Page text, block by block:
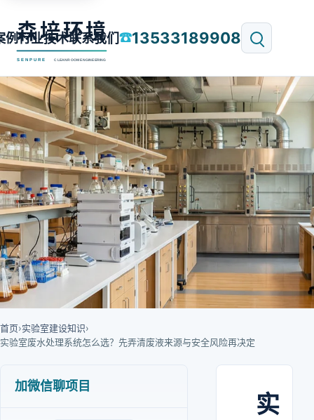
例行业技术联系我们☎13533189908
首页›实验室建设知识›
实验室废水处理系统怎么选？先弄清废液来源与安全风险再决定
加微信聊项目
实